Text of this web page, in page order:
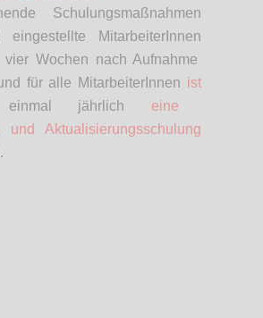
Schulungsmaßnahmen
MitarbeiterInnen
Wochen nach Aufnahme
für alle MitarbeiterInnen ist
einmal jährlich eine
und Aktualisierungsschulung